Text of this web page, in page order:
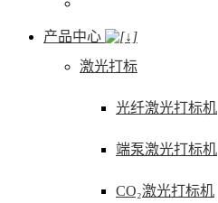
产品中心
激光打标
光纤激光打标机
端泵激光打标机
CO₂激光打标机